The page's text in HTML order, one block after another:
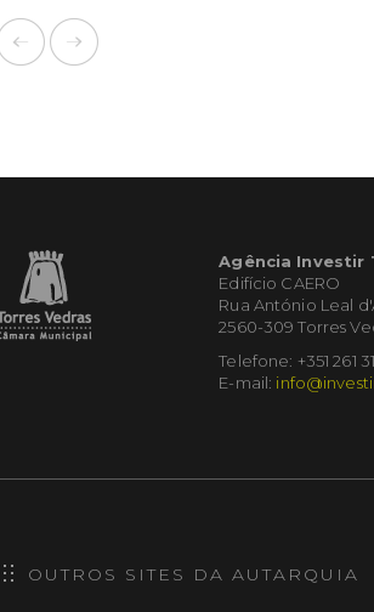
Agência Investir
Edifício CAERO
Rua António Leal
2560-309 Torres
Telefone: +351 261
E-mail:
OUTROS SITES DA AUTARQUIA